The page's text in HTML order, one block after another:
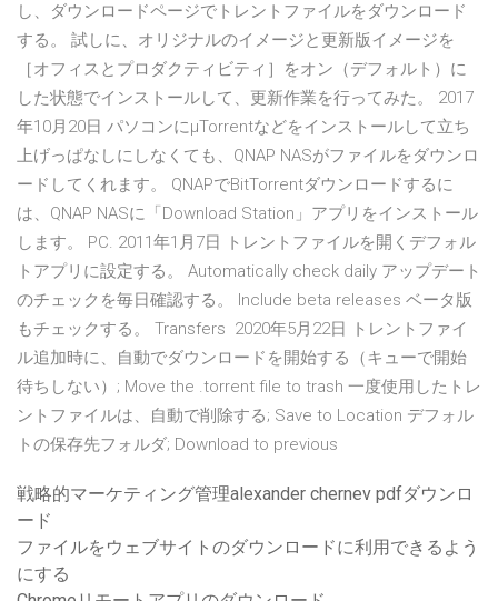
し、ダウンロードページでトレントファイルをダウンロード
する。 試しに、オリジナルのイメージと更新版イメージを
［オフィスとプロダクティビティ］をオン（デフォルト）に
した状態でインストールして、更新作業を行ってみた。 2017
年10月20日 パソコンにμTorrentなどをインストールして立ち
上げっぱなしにしなくても、QNAP NASがファイルをダウンロ
ードしてくれます。 QNAPでBitTorrentダウンロードするに
は、QNAP NASに「Download Station」アプリをインストール
します。 PC. 2011年1月7日 トレントファイルを開くデフォル
トアプリに設定する。 Automatically check daily アップデート
のチェックを毎日確認する。 Include beta releases ベータ版
もチェックする。 Transfers 2020年5月22日 トレントファイ
ル追加時に、自動でダウンロードを開始する（キューで開始
待ちしない）; Move the .torrent file to trash 一度使用したトレ
ントファイルは、自動で削除する; Save to Location デフォル
トの保存先フォルダ; Download to previous
戦略的マーケティング管理alexander chernev pdfダウンロ
ード
ファイルをウェブサイトのダウンロードに利用できるよう
にする